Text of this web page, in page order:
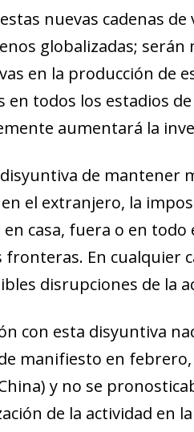
nuevas cadenas
globalizadas; serán
en la producción de
en todos los estadios
aumentará la
de mantener
el extranjero, la
en casa, fuera o en
fronteras. En cualquier
disrupciones de la
con esta disyuntiva
manifiesto en febrero,
y no se
de la actividad en